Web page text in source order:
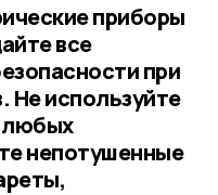
приборы
все
при
Не используйте
любых
непотушенные